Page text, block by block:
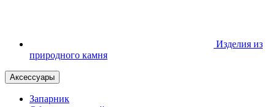
Изделия из
природного камня
Аксессуары
Запарник